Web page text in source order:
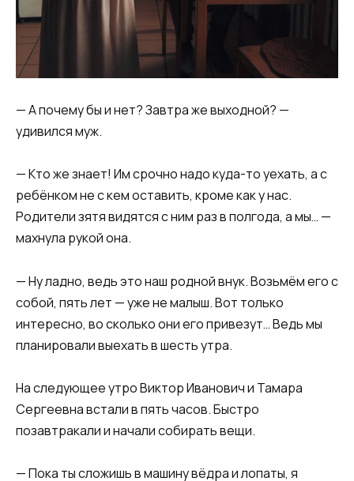
— А почему бы и нет? Завтра же выходной? —
удивился муж.
— Кто же знает! Им срочно надо куда-то уехать, а с
ребёнком не с кем оставить, кроме как у нас.
Родители зятя видятся с ним раз в полгода, а мы… —
махнула рукой она.
— Ну ладно, ведь это наш родной внук. Возьмём его с
собой, пять лет — уже не малыш. Вот только
интересно, во сколько они его привезут… Ведь мы
планировали выехать в шесть утра.
На следующее утро Виктор Иванович и Тамара
Сергеевна встали в пять часов. Быстро
позавтракали и начали собирать вещи.
— Пока ты сложишь в машину вёдра и лопаты, я